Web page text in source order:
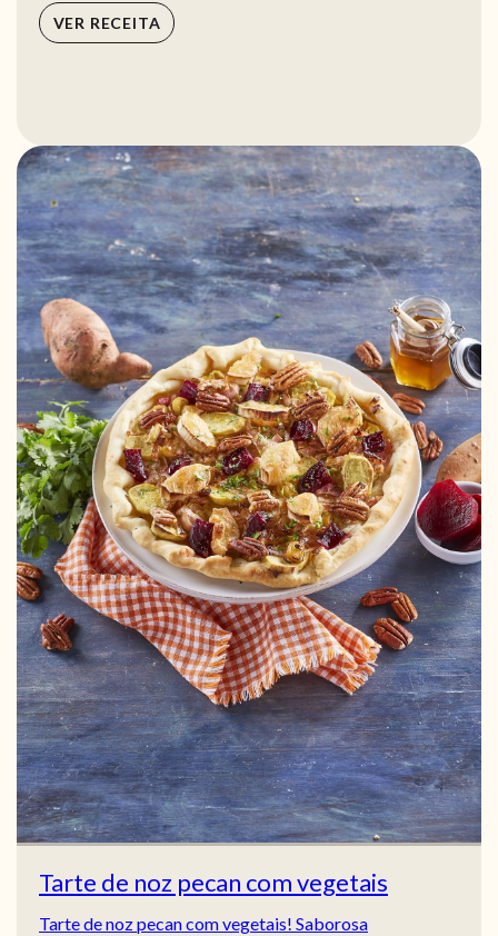
VER RECEITA
Tarte de noz pecan com vegetais
Tarte de noz pecan com vegetais! Saborosa